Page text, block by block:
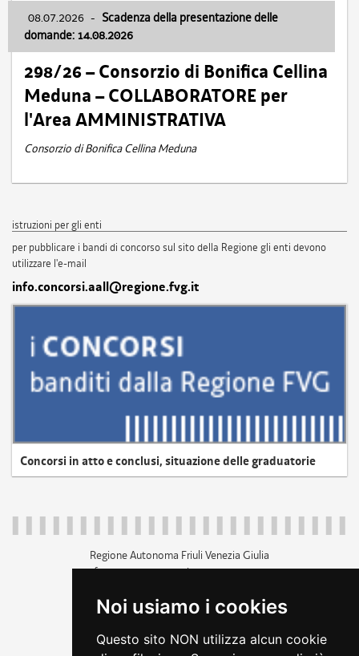
Noi usiamo i cookies
Questo sito NON utilizza alcun cookie
08.07.2026 - Scadenza della presentazione delle
domande: 14.08.2026
298/26 – Consorzio di Bonifica Cellina
Meduna – COLLABORATORE per
l'Area AMMINISTRATIVA
Consorzio di Bonifica Cellina Meduna
istruzioni per gli enti
per pubblicare i bandi di concorso sul sito della Regione gli enti devono
utilizzare l'e-mail
info.concorsi.aall@regione.fvg.it
Concorsi in atto e conclusi, situazione delle graduatorie
Regione Autonoma Friuli Venezia Giulia
c.f. 80014930327; p.iva 00526040324
+39 040 3771111